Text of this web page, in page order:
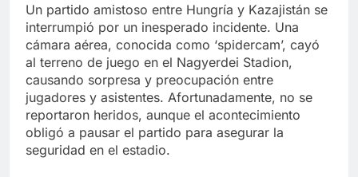
Un partido amistoso entre Hungría y Kazajistán se
interrumpió por un inesperado incidente. Una
cámara aérea, conocida como ‘spidercam’, cayó
al terreno de juego en el Nagyerdei Stadion,
causando sorpresa y preocupación entre
jugadores y asistentes. Afortunadamente, no se
reportaron heridos, aunque el acontecimiento
obligó a pausar el partido para asegurar la
seguridad en el estadio.